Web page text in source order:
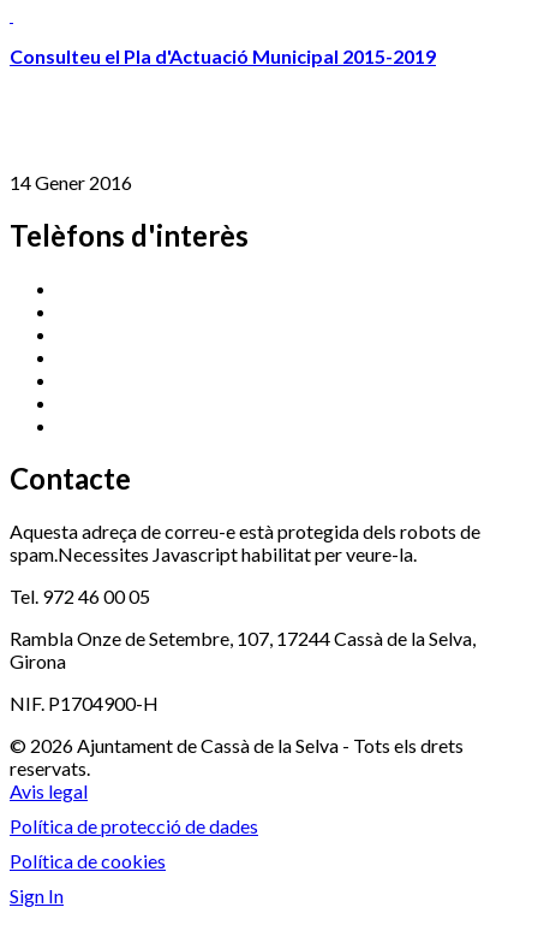
Consulteu el Pla d'Actuació Municipal 2015-2019
14 Gener 2016
Telèfons d'interès
Contacte
Aquesta adreça de correu-e està protegida dels robots de
spam.Necessites Javascript habilitat per veure-la.
Tel. 972 46 00 05
Rambla Onze de Setembre, 107, 17244 Cassà de la Selva,
Girona
NIF. P1704900-H
© 2026 Ajuntament de Cassà de la Selva - Tots els drets
reservats.
Avis legal
Política de protecció de dades
Política de cookies
Sign In